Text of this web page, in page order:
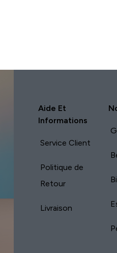
Aide Et
Informations
Service Client
Politique de
Retour
Livraison